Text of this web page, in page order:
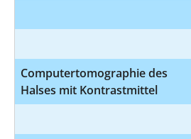
Computertomographie des
Halses mit Kontrastmittel